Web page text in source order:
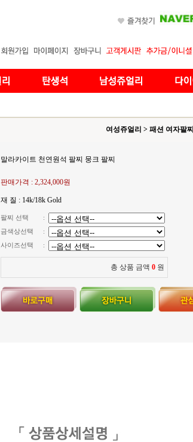
여성쥬얼리 > 패션 여자팔찌
말라카이트 천연원석 팔찌 뭉크 팔찌
판매가격 : 2,324,000원
재 질 : 14k/18k Gold
팔찌 선택
:
금색상선택
:
사이즈선택
:
총 상품 금액 0 원